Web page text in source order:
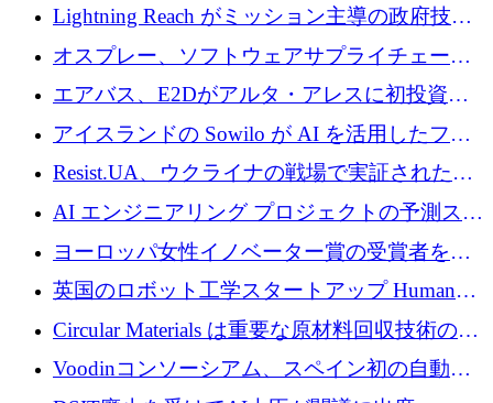
された AI の野望を推進
Lightning Reach がミッション主導の政府技術
グループとしてポートフォリオを拡大し ETG
に買収
オスプレー、ソフトウェアサプライチェーン
攻撃を阻止するために265万ドルを確保
エアバス、E2Dがアルタ・アレスに初投資、
欧州防衛技術ファンドに5億ユーロを拠出
アイスランドの Sowilo が AI を活用したファ
ッション製品インテリジェンス プラットフォ
ームを拡大するためにプレシードを調達
Resist.UA、ウクライナの戦場で実証された防
衛技術を拡大するために5,000万ユーロの欧州
基金を立ち上げる
AI エンジニアリング プロジェクトの予測スタ
ートアップ Cascade が a16z アクセラレータか
らの支援を獲得
ヨーロッパ女性イノベーター賞の受賞者を紹
介します
英国のロボット工学スタートアップ Humanoid
がシリーズ A 1 億 5,200 万ドルで評価額 13 億
5,000 万ドルに到達
Circular Materials は重要な原材料回収技術の拡
張に 1,180 万ユーロを確保
Voodinコンソーシアム、スペイン初の自動木
製ブレード工場の建設にEU補助金4,800万ユ